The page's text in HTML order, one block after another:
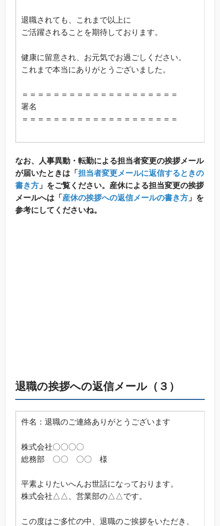
退職されても、これまで以上に
ご活躍されることを期待しております。
健康に留意され、お元気でお過ごしください。
これまで本当にありがとうございました。
＝＝＝＝＝＝＝＝＝＝＝＝＝＝＝＝＝＝＝＝
署名
＝＝＝＝＝＝＝＝＝＝＝＝＝＝＝＝＝＝＝＝
なお、人事異動・転勤による担当者変更の挨拶メール
が届いたときは「 担当者変更メールに返信するときの
書き方 」をご覧ください。産休による担当変更の挨拶
メールへは「 産休の挨拶への返信メールの書き方 」を
参考にしてくださいね。
退職の挨拶への返信メール（３）
件名：退職のご連絡ありがとうございます
株式会社〇〇〇〇
総務部 〇〇 〇〇 様
平素よりたいへんお世話になっております。
株式会社△△、営業部の△△です。
この度はご多忙の中、退職のご挨拶をいただき、